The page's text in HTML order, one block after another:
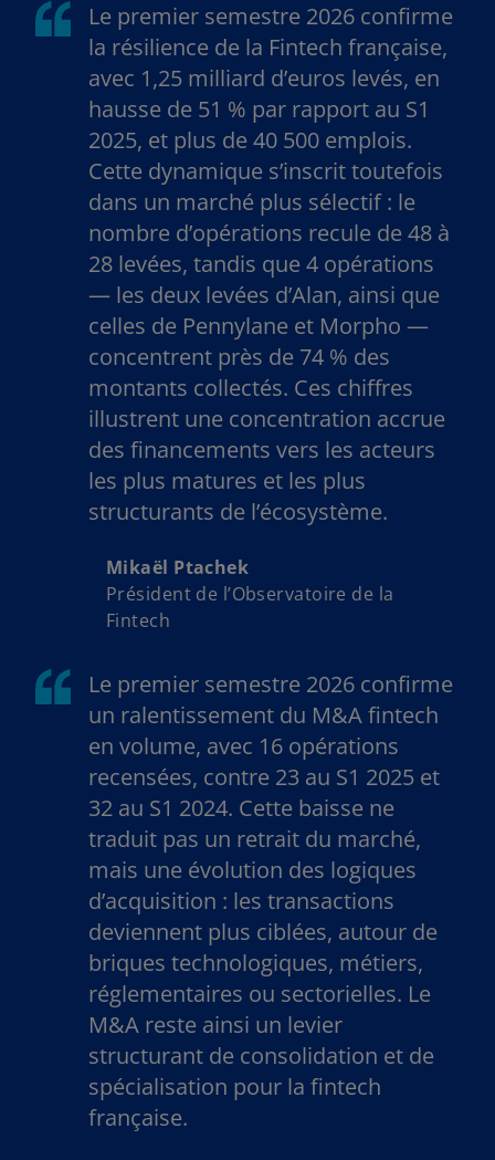
Le premier semestre 2026 confirme
la résilience de la Fintech française,
avec 1,25 milliard d’euros levés, en
hausse de 51 % par rapport au S1
2025, et plus de 40 500 emplois.
Cette dynamique s’inscrit toutefois
dans un marché plus sélectif : le
nombre d’opérations recule de 48 à
28 levées, tandis que 4 opérations
— les deux levées d’Alan, ainsi que
celles de Pennylane et Morpho —
concentrent près de 74 % des
montants collectés. Ces chiffres
illustrent une concentration accrue
des financements vers les acteurs
les plus matures et les plus
structurants de l’écosystème.
Mikaël Ptachek
Président de l’Observatoire de la
Fintech
Le premier semestre 2026 confirme
un ralentissement du M&A fintech
en volume, avec 16 opérations
recensées, contre 23 au S1 2025 et
32 au S1 2024. Cette baisse ne
traduit pas un retrait du marché,
mais une évolution des logiques
d’acquisition : les transactions
deviennent plus ciblées, autour de
briques technologiques, métiers,
réglementaires ou sectorielles. Le
M&A reste ainsi un levier
structurant de consolidation et de
spécialisation pour la fintech
française.